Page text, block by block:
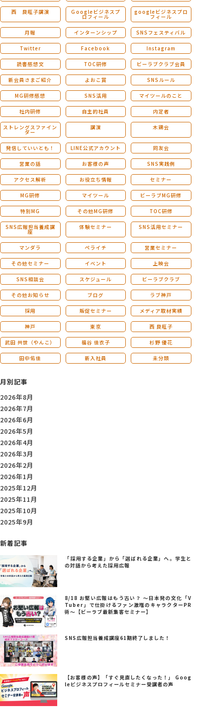
西 良旺子講演 Ｇoogleビジネスプ
ロフィール
googleビジネスプロ
フィール
月報 インターンシップ SNSフェスティバル
Twitter Facebook Instagram
読書感想文 TOC研修 ビーラブクラブ会員
新会員さまご紹介 よおこ賞 SNSルール
MG研修感想 SNS活用 マイツールのこと
社内研修 自主的社員 内定者
ストレングスファイン
ダー
講演 木鶏会
発信していいとも！ LINE公式アカウント 同友会
営業の話 お客様の声 SNS実践例
アクセス解析 お役立ち情報 セミナー
MG研修 マイツール ビーラブMG研修
特別MG その他MG研修 TOC研修
SNS広報担当養成講
座
体験セミナー SNS活用セミナー
マンダラ ペライチ 営業セミナー
その他セミナー イベント 上映会
SNS相談会 スケジュール ビーラブクラブ
その他お知らせ ブログ ラブ神戸
採用 販促セミナー メディア取材実績
神戸 東京 西 良旺子
武田 共世（やんこ） 福谷 佳衣子 杉野 優花
田中佑佳 新入社員 未分類
月別記事
2026年8月
2026年7月
2026年6月
2026年5月
2026年4月
2026年3月
2026年2月
2026年1月
2025年12月
2025年11月
2025年10月
2025年9月
新着記事
「採用する企業」から「選ばれる企業」へ。学生と
の対話から考えた採用広報
8/18 お堅い広報はもう古い？ ～日本発の文化「V
Tuber」で仕掛けるファン激増のキャラクターPR
術～【ビーラブ最新集客セミナー】
SNS広報担当養成講座61期終了しました！
【お客様の声】「すぐ見直したくなった！」 Goog
leビジネスプロフィールセミナー受講者の声